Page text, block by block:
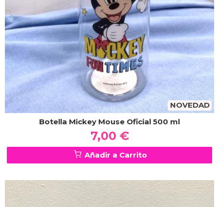
NOVEDAD
Botella Mickey Mouse Oficial 500 ml
7,00 €
Añadir a Carrito